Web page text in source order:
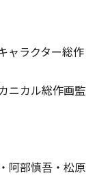
ャラクター総作
ニカル総作画監
阿部慎吾・松原